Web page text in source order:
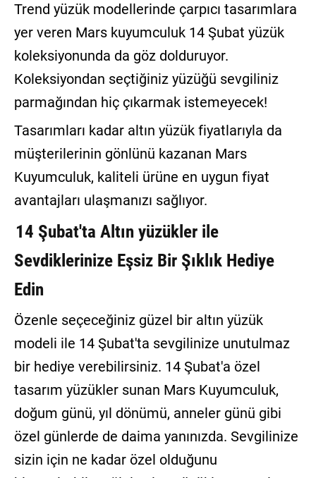
Trend yüzük modellerinde çarpıcı tasarımlara
yer veren Mars kuyumculuk 14 Şubat yüzük
koleksiyonunda da göz dolduruyor.
Koleksiyondan seçtiğiniz yüzüğü sevgiliniz
parmağından hiç çıkarmak istemeyecek!
Tasarımları kadar altın yüzük fiyatlarıyla da
müşterilerinin gönlünü kazanan Mars
Kuyumculuk, kaliteli ürüne en uygun fiyat
avantajları ulaşmanızı sağlıyor.
14 Şubat'ta Altın yüzükler ile
Sevdiklerinize Eşsiz Bir Şıklık Hediye
Edin
Özenle seçeceğiniz güzel bir altın yüzük
modeli ile 14 Şubat'ta sevgilinize unutulmaz
bir hediye verebilirsiniz. 14 Şubat'a özel
tasarım yüzükler sunan Mars Kuyumculuk,
doğum günü, yıl dönümü, anneler günü gibi
özel günlerde de daima yanınızda. Sevgilinize
sizin için ne kadar özel olduğunu